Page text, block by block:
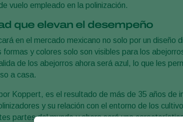
vuelo empleado en la polinización.
que elevan el desempeño
en el mercado mexicano no solo por un diseño
y colores solo son visibles para los
de los abejorros ahora será azul, lo que les
a casa.
Koppert, es el resultado de más de 35 años de
y su relación con el entorno de los
partes del mundo y ahora será una